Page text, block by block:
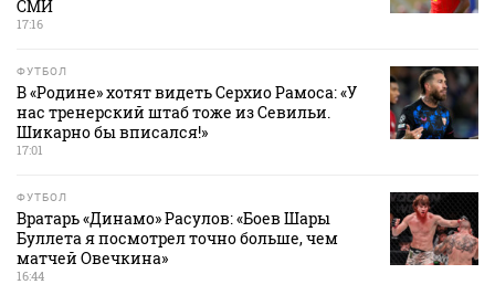
СМИ
17:16
ФУТБОЛ
В «Родине» хотят видеть Серхио Рамоса: «У
нас тренерский штаб тоже из Севильи.
Шикарно бы вписался!»
17:01
ФУТБОЛ
Вратарь «Динамо» Расулов: «Боев Шары
Буллета я посмотрел точно больше, чем
матчей Овечкина»
16:44